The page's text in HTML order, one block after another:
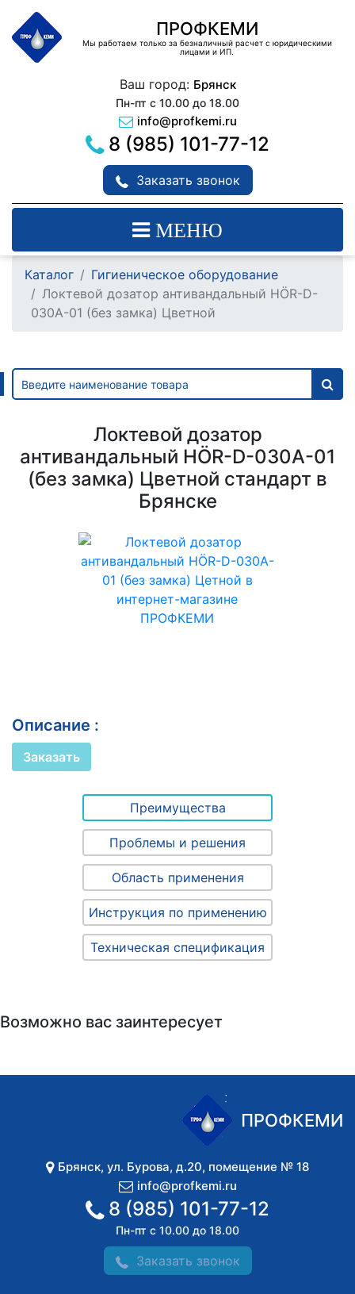
ПРОФКЕМИ
Мы работаем только за безналичный расчет с юридическими
лицами и ИП.
Ваш город: Брянск
Пн-пт с 10.00 до 18.00
info@profkemi.ru
8 (985) 101-77-12
Заказать звонок
МЕНЮ
Каталог
Гигиеническое оборудование
Локтевой дозатор антивандальный HÖR-D-
030A-01 (без замка) Цветной
Локтевой дозатор
антивандальный HÖR-D-030A-01
(без замка) Цветной стандарт в
Брянске
Описание :
Заказать
Преимущества
Проблемы и решения
Область применения
Инструкция по применению
Техническая спецификация
Возможно вас заинтересует
ПРОФКЕМИ
Брянск, ул. Бурова, д.20, помещение № 18
info@profkemi.ru
8 (985) 101-77-12
Пн-пт с 10.00 до 18.00
Заказать звонок